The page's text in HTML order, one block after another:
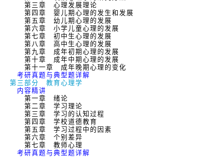
第三章 心理发展理论
第四章 婴儿期心理的发生和发展
第五章 幼儿期心理的发展
第六章 小学儿童心理的发展
第七章 初中生心理的发展
第八章 高中生心理的发展
第九章 成年初期心理的发展
第十章 成年中期心理的发展
第十一章 成年晚期心理的变化
考研真题与典型题详解
第三部分 教育心理学
内容精讲
第一章 绪论
第二章 学习理论
第三章 学习的认知过程
第四章 学校道德教育
第五章 学习过程中的因素
第六章 个别差异
第七章 教师心理
考研真题与典型题详解